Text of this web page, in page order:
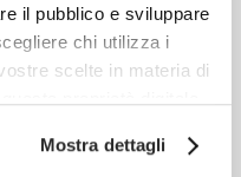
il pubblico e sviluppare
chi utilizza i
scelte in materia di
in qualsiasi
Mostra dettagli
Ecco Su Quali Siti
foto online
qualità. Confronta